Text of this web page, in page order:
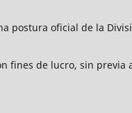
postura oficial de la
fines de lucro, sin previa